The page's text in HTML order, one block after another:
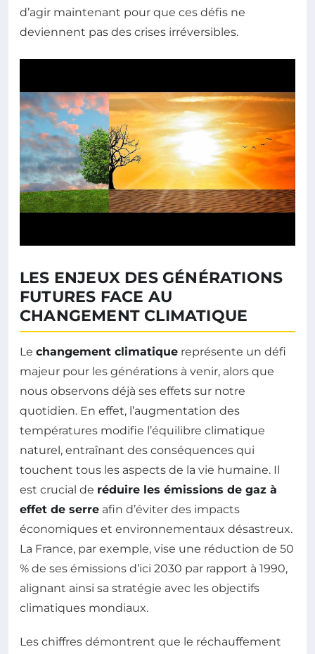
d’agir maintenant pour que ces défis ne
deviennent pas des crises irréversibles.
LES ENJEUX DES GÉNÉRATIONS
FUTURES FACE AU
CHANGEMENT CLIMATIQUE
Le changement climatique représente un défi
majeur pour les générations à venir, alors que
nous observons déjà ses effets sur notre
quotidien. En effet, l’augmentation des
températures modifie l’équilibre climatique
naturel, entraînant des conséquences qui
touchent tous les aspects de la vie humaine. Il
est crucial de réduire les émissions de gaz à
effet de serre afin d’éviter des impacts
économiques et environnementaux désastreux.
La France, par exemple, vise une réduction de 50
% de ses émissions d’ici 2030 par rapport à 1990,
alignant ainsi sa stratégie avec les objectifs
climatiques mondiaux.
Les chiffres démontrent que le réchauffement